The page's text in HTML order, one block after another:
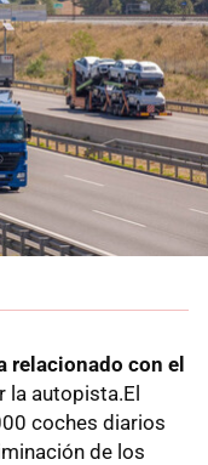
relacionado con el
la autopista.El
coches diarios
de los